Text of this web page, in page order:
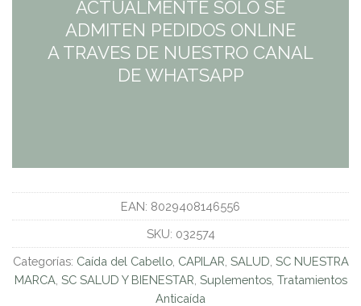
ACTUALMENTE SÓLO SE
ADMITEN PEDIDOS ONLINE
A TRAVES DE NUESTRO CANAL
DE WHATSAPP
EAN: 8029408146556
SKU: 032574
Categorías: Caída del Cabello, CAPILAR SALUD SC NUESTRA
MARCA, SC SALUD Y BIENESTAR Suplementos, Tratamientos
Anticaída